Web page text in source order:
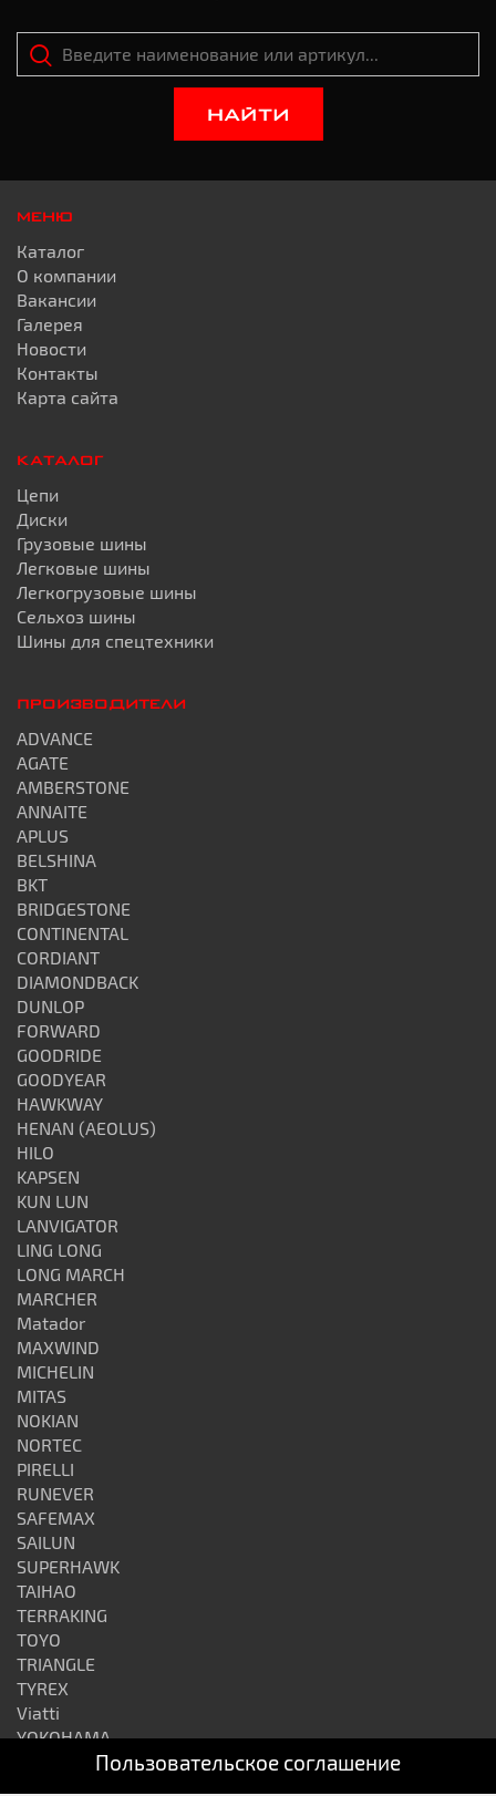
НАЙТИ
МЕНЮ
Каталог
О компании
Вакансии
Галерея
Новости
Контакты
Карта сайта
КАТАЛОГ
Цепи
Диски
Грузовые шины
Легковые шины
Легкогрузовые шины
Сельхоз шины
Шины для спецтехники
ПРОИЗВОДИТЕЛИ
ADVANCE
AGATE
AMBERSTONE
ANNAITE
APLUS
BELSHINA
BKT
BRIDGESTONE
CONTINENTAL
CORDIANT
DIAMONDBACK
DUNLOP
FORWARD
GOODRIDE
GOODYEAR
HAWKWAY
HENAN (AEOLUS)
HILO
KAPSEN
KUN LUN
LANVIGATOR
LING LONG
LONG MARCH
MARCHER
Matador
MAXWIND
MICHELIN
MITAS
NOKIAN
NORTEC
PIRELLI
RUNEVER
SAFEMAX
SAILUN
SUPERHAWK
TAIHAO
TERRAKING
TOYO
TRIANGLE
TYREX
Viatti
YOKOHAMA
АЛТАЙШИНАПользовательское соглашение